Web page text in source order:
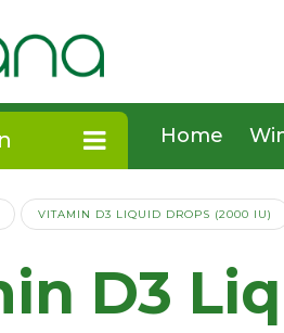
Home
VITAMIN D3 LIQUID DROPS (2000 IU)
D3